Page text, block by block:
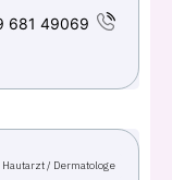
681 49069
Hautarzt / Dermatologe